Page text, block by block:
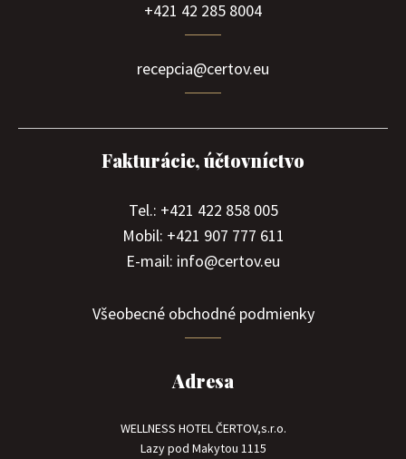
+421 42 285 8004
recepcia@certov.eu
Fakturácie, účtovníctvo
Tel.: +421 422 858 005
Mobil: +421 907 777 611
E-mail: info@certov.eu
Všeobecné obchodné podmienky
Adresa
WELLNESS HOTEL ČERTOV,s.r.o.
Lazy pod Makytou 1115